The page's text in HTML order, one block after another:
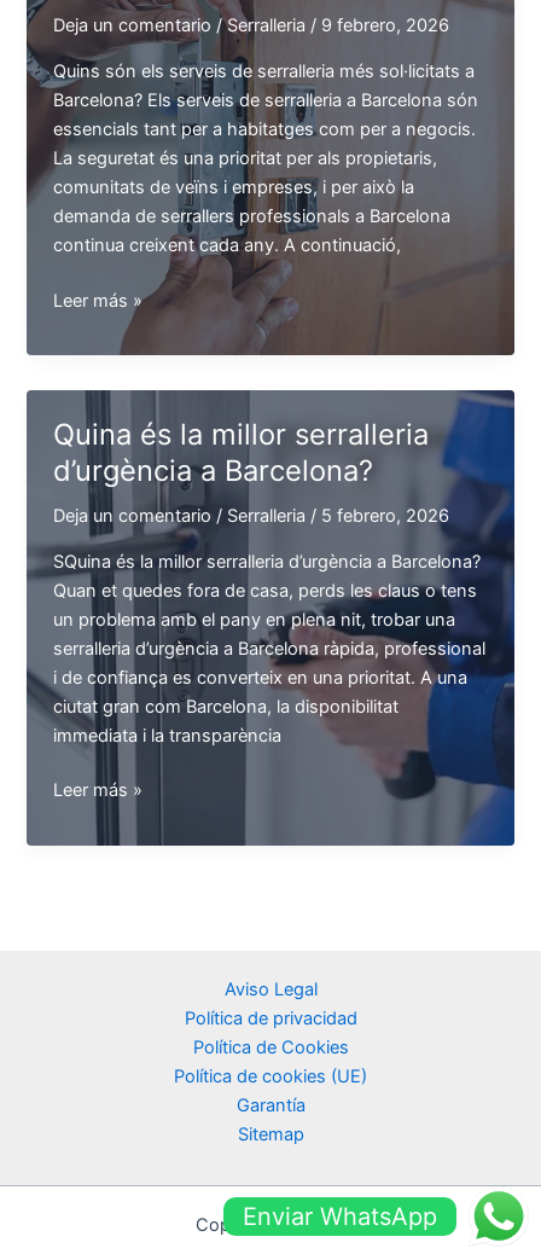
servei
24
hores?
Deja un comentario /Serralleria / 9 febrero, 2026
Quins són els serveis de serralleria més sol·licitats a
Barcelona? Els serveis de serralleria a Barcelona són
essencials tant per a habitatges com per a negocis.
La seguretat és una prioritat per als propietaris,
comunitats de veïns i empreses, i per això la
demanda de serrallers professionals a Barcelona
continua creixent cada any. A continuació,
Quins
els
serveis
serralleria
més
Barcelona?
Leer más »
Quina és la millor serralleria
d’urgència a Barcelona?
Deja un comentario / Serralleria / 5 febrero, 2026
SQuina és la millor serralleria d’urgència a Barcelona?
Quan et quedes fora de casa, perds les claus o tens
un problema amb el pany en plena nit, trobar una
serralleria d’urgència a Barcelona ràpida, professional
i de confiança es converteix en una prioritat. A una
ciutat gran com Barcelona, la disponibilitat
immediata i la transparència
Quina
la
Leer más »
Aviso Legal
Política de privacidad
Política de Cookies
Política de cookies (UE)
Garantía
Sitemap
Copyright © 2026
Enviar WhatsApp